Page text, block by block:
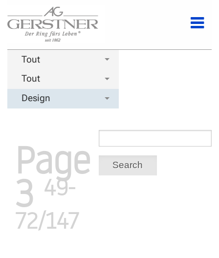
Tout
Tout
Design
Search
Page
3 49-
72/147